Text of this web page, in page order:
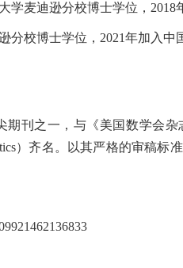
学麦迪逊分校博士学位， 2018
分校博士学位， 2021年加入中
期刊之一，与《美国数学会杂
）齐名。以其严格的审稿标